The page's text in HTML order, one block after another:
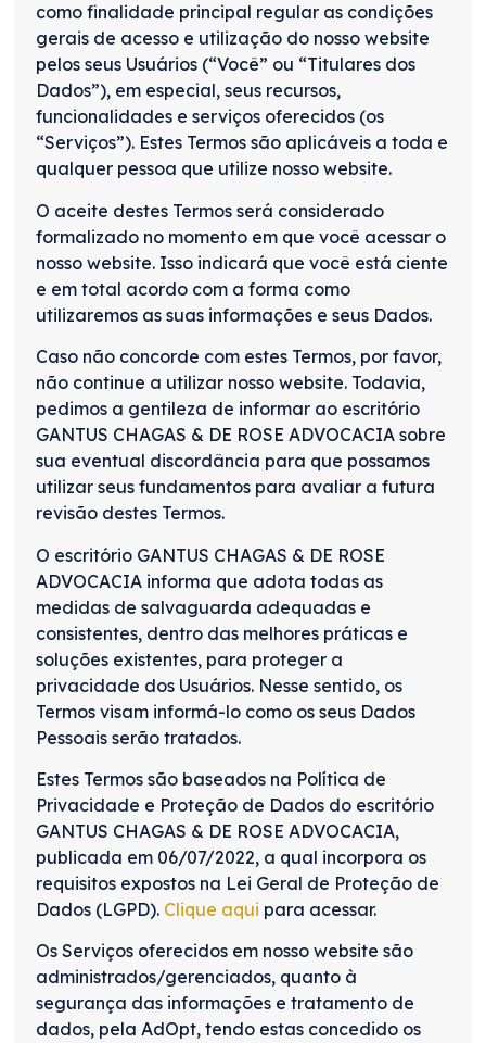
como finalidade principal regular as condições
gerais de acesso e utilização do nosso website
pelos seus Usuários (“Você” ou “Titulares dos
Dados”), em especial, seus recursos,
funcionalidades e serviços oferecidos (os
“Serviços”). Estes Termos são aplicáveis a toda e
qualquer pessoa que utilize nosso website.
O aceite destes Termos será considerado
formalizado no momento em que você acessar o
nosso website. Isso indicará que você está ciente
e em total acordo com a forma como
utilizaremos as suas informações e seus Dados.
Caso não concorde com estes Termos, por favor,
não continue a utilizar nosso website. Todavia,
pedimos a gentileza de informar ao escritório
GANTUS CHAGAS & DE ROSE ADVOCACIA sobre
sua eventual discordância para que possamos
utilizar seus fundamentos para avaliar a futura
revisão destes Termos.
O escritório GANTUS CHAGAS & DE ROSE
ADVOCACIA informa que adota todas as
medidas de salvaguarda adequadas e
consistentes, dentro das melhores práticas e
soluções existentes, para proteger a
privacidade dos Usuários. Nesse sentido, os
Termos visam informá-lo como os seus Dados
Pessoais serão tratados.
Estes Termos são baseados na Política de
Privacidade e Proteção de Dados do escritório
GANTUS CHAGAS & DE ROSE ADVOCACIA,
publicada em 06/07/2022, a qual incorpora os
requisitos expostos na Lei Geral de Proteção de
Dados (LGPD). Clique aqui para acessar.
Os Serviços oferecidos em nosso website são
administrados/gerenciados, quanto à
segurança das informações e tratamento de
dados, pela AdOpt, tendo estas concedido os